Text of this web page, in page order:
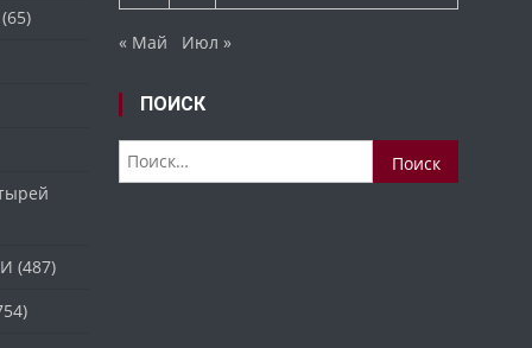
(65)
(487)
« Май Июл »
ПОИСК
Найти: